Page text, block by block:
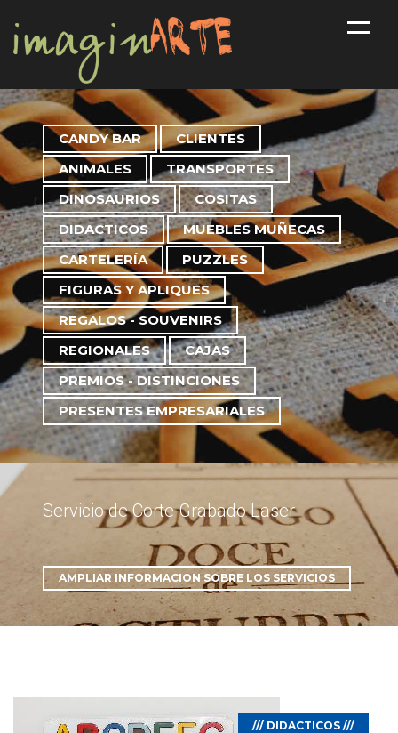
INICIO
SERVICIOS
PRODUCTOS
CATÁLOGO
INSTRUCTIVOS
CONTACTO
CANDY BAR
CLIENTES
ANIMALES
TRANSPORTES
DINOSAURIOS
COSITAS
DIDACTICOS
MUEBLES MUÑECAS
CARTELERÍ­A
PUZZLES
FIGURAS Y APLIQUES
REGALOS - SOUVENIRS
REGIONALES
CAJAS
PREMIOS - DISTINCIONES
PRESENTES EMPRESARIALES
Servicio de Corte Grabado Laser
AMPLIAR INFORMACION SOBRE LOS SERVICIOS
/// DIDACTICOS ///